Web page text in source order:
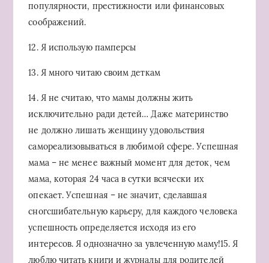
популярности, престижности или финансовых
соображений.
12. Я использую памперсы
13. Я много читаю своим деткам
14. Я не считаю, что мамы должны жить
исключительно ради детей… Даже материнство
не должно лишать женщину удовольствия
самореализовываться в любимой сфере. Успешная
мама – не менее важный момент для деток, чем
мама, которая 24 часа в сутки всячески их
опекает. Успешная – не значит, сделавшая
сногсшибательную карьеру, для каждого человека
успешность определяется исходя из его
интересов. Я однозначно за увлеченную маму!15. Я
люблю читать книги и журналы для родителей